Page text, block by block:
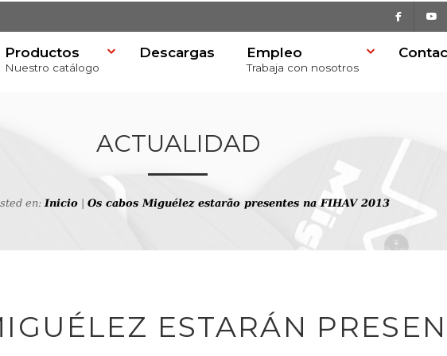
Facebook
Productos
Nuestro catálogo
Descargas Empleo
Trabaja con nosotros
ACTUALIDAD
en:Inicio| Os cabos Miguélez estarão presentes na FIHAV 2013
ESTARÁN